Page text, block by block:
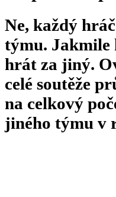
Ne, každý
týmu. Jakmile
hrát za jiný.
celé soutěže
na celkový
jiného týmu v